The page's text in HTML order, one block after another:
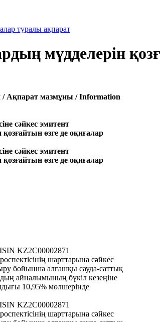
туралы ақпарат
мүдделерін
Ақпарат мазмұны / Information
сәйкес эмитент
өзге де оқиғалар
сәйкес эмитент
өзге де оқиғалар
KZ2C00002871
шарттарына сәйкес
бойынша алғашқы сауда-саттық
айналымының бүкіл кезеңіне
10,95% мөлшерінде
KZ2C00002871
шарттарына сәйкес